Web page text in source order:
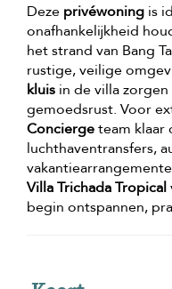
Deze privéwoning is
onafhankelijkheid
het strand van Bang
rustige, veilige
kluis in de villa
gemoedsrust. Voor
Conciergeteam klaar
luchthaventransfers,
Villa Trichada Tropical
begin ontspannen,